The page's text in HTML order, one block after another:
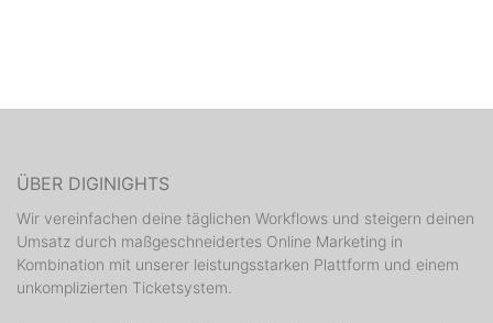
ÜBER DIGINIGHTS
Wir vereinfachen deine täglichen Workflows und steigern deinen
Umsatz durch maßgeschneidertes Online Marketing in
Kombination mit unserer leistungsstarken Plattform und einem
unkomplizierten Ticketsystem.